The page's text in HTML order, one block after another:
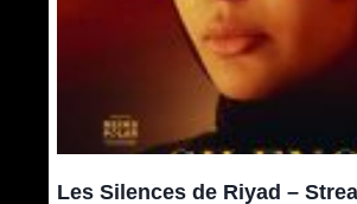
Les Silences de Riyad –